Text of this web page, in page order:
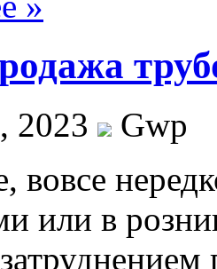
2023
Gwp
вовсе
или в